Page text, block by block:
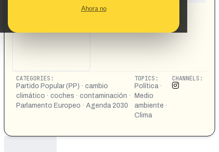
Ahora no
https://www.instagram.com/reel/DSVb7XmjYJ6/?
CATEGORIES:
Partido Popular (PP) · cambio
climático · coches · contaminación ·
Parlamento Europeo · Agenda 2030
TOPICS:
Política ·
Medio
ambiente ·
Clima
CHANNELS: